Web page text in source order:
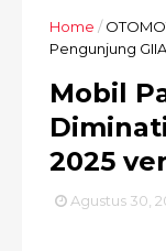
Home /
Pengunjung
Mobil
2025
Agustus 30,